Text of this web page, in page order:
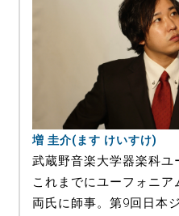
増 圭介(ます けいすけ)
武蔵野音楽大学器楽科ユ
これまでにユーフォニ
両氏に師事。第9回日本